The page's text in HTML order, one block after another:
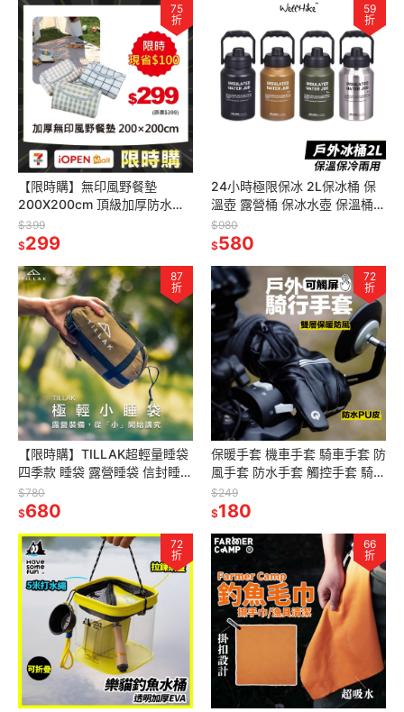
75
折
【限時購】無印風野餐墊
200X200cm 頂級加厚防水野
餐墊 野餐地墊 防水野餐墊 加厚
野餐墊
$399
$299
59
折
24小時極限保冰 2L保冰桶 保
溫壺 露營桶 保冰水壺 保溫桶
保冰壺 冰塊桶 不銹鋼水壺
$980
$580
87
折
【限時購】TILLAK超輕量睡袋
四季款 睡袋 露營睡袋 信封睡袋
露營棉被 旅行睡袋 登山睡袋
$780
$680
72
折
保暖手套 機車手套 騎車手套 防
風手套 防水手套 觸控手套 騎士
手套 手套 加絨保暖
$249
$180
72
折
66
折